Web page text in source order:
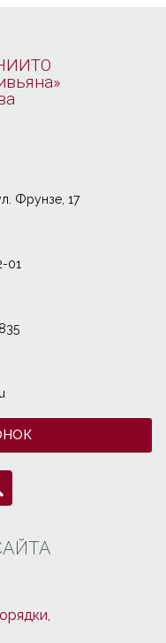
Фрунзе, 17
01